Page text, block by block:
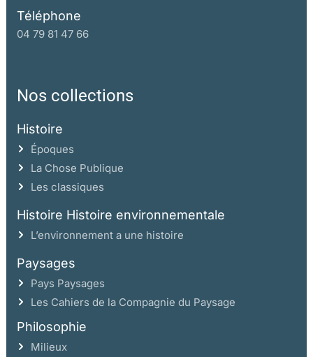
Téléphone
04 79 81 47 66
Nos collections
Histoire
Époques
La Chose Publique
Les classiques
Histoire Histoire environnementale
L’environnement a une histoire
Paysages
Pays Paysages
Les Cahiers de la Compagnie du Paysage
Philosophie
Milieux